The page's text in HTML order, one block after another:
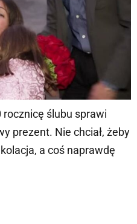
rocznicę ślubu sprawi
prezent. Nie chciał, żeby
a coś naprawdę